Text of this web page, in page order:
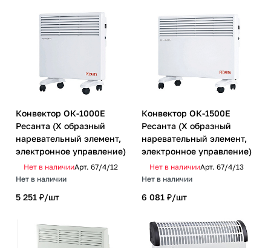
Конвектор ОК-1000Е
Ресанта (Х образный
наревательный элемент,
электронное управление)
Нет в наличииАрт. 67/4/12
Нет в наличии
5 251 ₽/шт
Конвектор ОК-1500Е
Ресанта (Х образный
наревательный элемент,
электронное управление)
Нет в наличииАрт. 67/4/13
Нет в наличии
6 081 ₽/шт